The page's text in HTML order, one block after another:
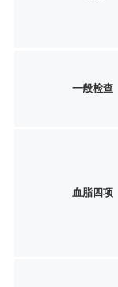
一般检查
血脂四项